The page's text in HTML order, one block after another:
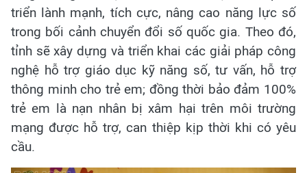
triển lành mạnh, tích cực, nâng cao năng lực số
trong bối cảnh chuyển đổi số quốc gia. Theo đó,
tỉnh sẽ xây dựng và triển khai các giải pháp công
nghệ hỗ trợ giáo dục kỹ năng số, tư vấn, hỗ trợ
thông minh cho trẻ em; đồng thời bảo đảm 100%
trẻ em là nạn nhân bị xâm hại trên môi trường
mạng được hỗ trợ, can thiệp kịp thời khi có yêu
cầu.